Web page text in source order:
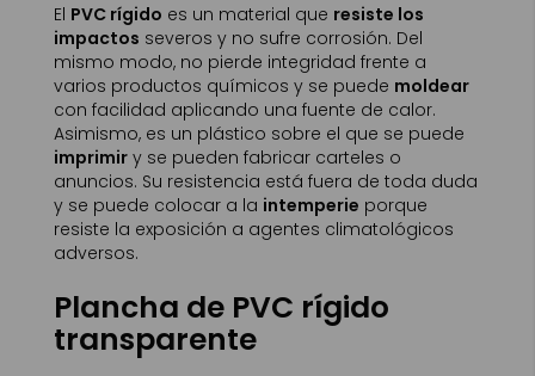
El PVC rígido es un material que resiste los
impactos severos y no sufre corrosión. Del
mismo modo, no pierde integridad frente a
varios productos químicos y se puede moldear
con facilidad aplicando una fuente de calor.
Asimismo, es un plástico sobre el que se puede
imprimir y se pueden fabricar carteles o
anuncios. Su resistencia está fuera de toda duda
y se puede colocar a la intemperie porque
resiste la exposición a agentes climatológicos
adversos.
Plancha de PVC rígido
transparente